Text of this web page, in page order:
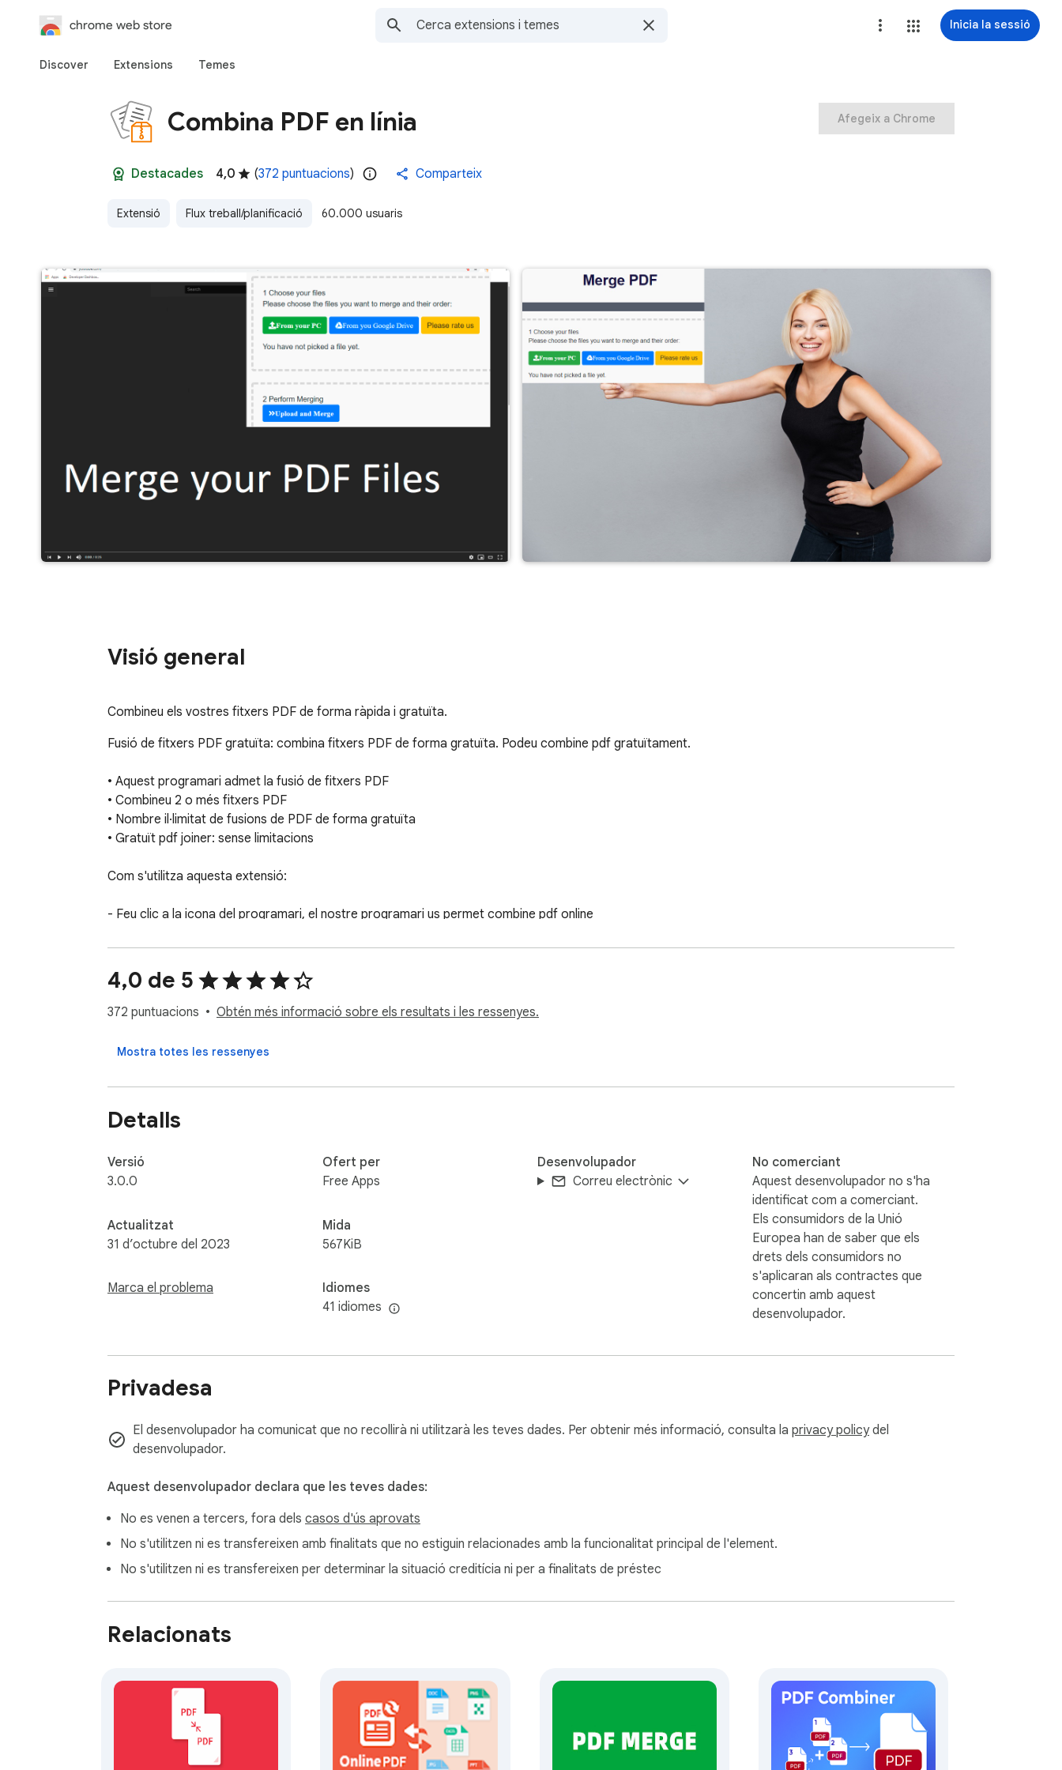
chrome web store Inicia la sessió
Discover Extensions Temes
Combina PDF en línia
Destacades 4,0 (372 puntuacions) Comparteix
Extensió Flux treball/planificació 60.000 usuaris
Afegeix a Chrome
Visió general
Combineu els vostres fitxers PDF de forma ràpida i gratuïta.
Fusió de fitxers PDF gratuïta: combina fitxers PDF de forma gratuïta. Podeu combine pdf gratuïtament.
• Aquest programari admet la fusió de fitxers PDF
• Combineu 2 o més fitxers PDF
• Nombre il·limitat de fusions de PDF de forma gratuïta
• Gratuït pdf joiner: sense limitacions
Com s'utilitza aquesta extensió:
- Feu clic a la icona del programari, el nostre programari us permet combine pdf online
- Espereu mentre el nostre programari combina els vostres fitxers PDF.
Aquest servei és 100% gratuït, si us plau, utilitzeu aquest programari gratuït de fusió de PDF. Comenceu a combine pdf files ara.
d'autor pertanyen als seus respectius propietaris.
4,0 de 5
372 puntuacions Obtén més informació sobre els resultats i les ressenyes.
Mostra totes les ressenyes
Detalls
Versió
3.0.0
Actualitzat
31 d’octubre del 2023
Marca el problema
Ofert per
Free Apps
Mida
567KiB
Idiomes
41 idiomes
Desenvolupador
Correu electrònic
No comerciant
Aquest desenvolupador no s'ha
identificat com a comerciant.
Els consumidors de la Unió
Europea han de saber que els
drets dels consumidors no
s'aplicaran als contractes que
concertin amb aquest
desenvolupador.
Privadesa
El desenvolupador ha comunicat que no recollirà ni utilitzarà les teves dades. Per obtenir més informació, consulta la privacy policydel
desenvolupador.
Aquest desenvolupador declara que les teves dades:
No es venen a tercers, fora dels casos d'ús aprovats
No s'utilitzen ni es transfereixen amb finalitats que no estiguin relacionades amb la funcionalitat principal de l'element.
No s'utilitzen ni es transfereixen per determinar la situació creditícia ni per a finalitats de préstec
Relacionats